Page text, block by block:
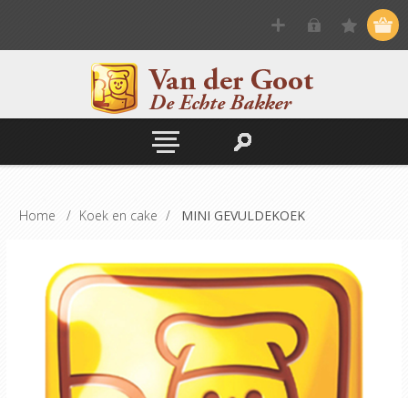
Home / Koek en cake / MINI GEVULDEKOEK